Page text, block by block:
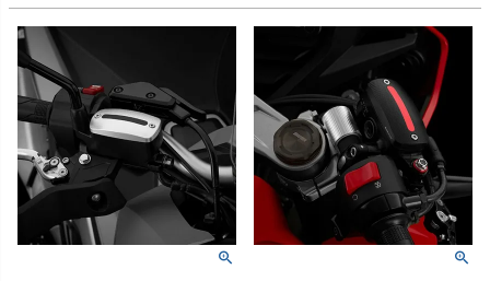
2-27
PRN015536-016052-016053-01608
2-28
PRN015536-016052-016053-01608
2-29
PRN015536-016052-016053-01608
2-30
PRN015536-016052-016053-01608
2-31
PRN015536-016052-016053-01608
2-32
PRN015536-016052-016053-01608
PRN016082-016570-33
PRN016082-016570-34
PRN016082-016570-35
PRN016082-016570-36
PRN016082-016570-37
PRN016082-016570-38
PRN035234-035252-09
PRN035234-035252-10
PRN035234-035252-11
PRN035234-035252-12
PRN035234-035252-13
PRN035234-035252-14
PRN035234-035252-15
PRN035234-035252-16
PRN035234-035252-17
PRN035234-035252-18
PRN035234-035252-18
PRN035234-035252-19
PRN035234-035252-20
PRN035234-035235-08
PRN035234-035235-09
PRN035234-035235-10
PRN035234-035235-11
PRN035234-035235-12
PRN035234-035235-13
PRN035234-035235-14
PRN035234-035235-15
PRN035234-035235-16
PRN035234-035235-17
PRN035234-035235-18
PRN035234-035235-20
PRN035234-035235-21